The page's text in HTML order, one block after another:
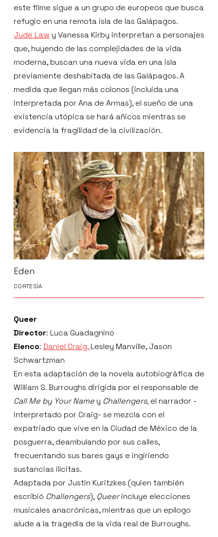
este filme sigue a un grupo de europeos que busca
refugio en una remota isla de las Galápagos.
Jude Law y Vanessa Kirby interpretan a personajes
que, huyendo de las complejidades de la vida
moderna, buscan una nueva vida en una isla
previamente deshabitada de las Galápagos. A
medida que llegan más colonos (incluida una
interpretada por Ana de Armas), el sueño de una
existencia utópica se hará añicos mientras se
evidencia la fragilidad de la civilización.
Eden
CORTESÍA
Queer
Director: Luca Guadagnino
Elenco: Daniel Craig, Lesley Manville, Jason
Schwartzman
En esta adaptación de la novela autobiográfica de
William S. Burroughs dirigida por el responsable de
Call Me by Your Name y Challengers, el narrador -
interpretado por Craig- se mezcla con el
expatriado que vive en la Ciudad de México de la
posguerra, deambulando por sus calles,
frecuentando sus bares gays e ingiriendo
sustancias ilícitas.
Adaptada por Justin Kuritzkes (quien también
escribió Challengers), Queerincluye elecciones
musicales anacrónicas, mientras que un epílogo
alude a la tragedia de la vida real de Burroughs.